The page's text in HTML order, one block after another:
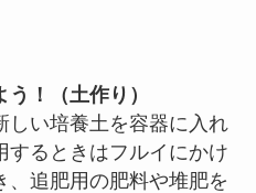
！（土作り）
しい培養土を容器に入れ
するときはフルイにかけ
、追肥用の肥料や堆肥を